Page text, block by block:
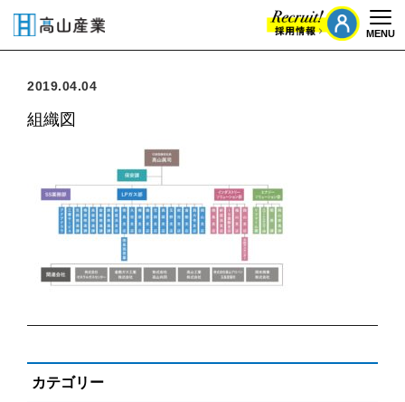
MENU
2019.04.04
組織図
カテゴリー